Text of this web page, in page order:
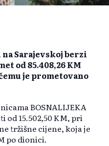
Sarajevskoj berzi
od 85.408,26 KM
je prometovano
BOSNALIJEKA
od 15.502,50 KM, pri
tržišne cijene, koja je
po dionici.